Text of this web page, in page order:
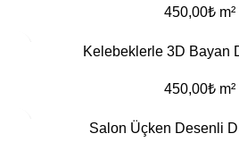
450,00₺ m²
Kelebeklerle 3D Bayan
450,00₺ m²
Salon Üçken Desenli